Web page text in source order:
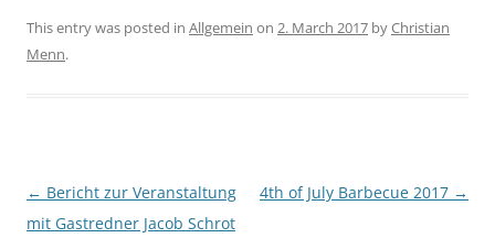
e
o
t
This entry was posted in Allgemein on 2. March 2017 byChristian
Menn.
Post
navigation
← Bericht zur Veranstaltung
mit Gastredner Jacob Schrot
4th of July Barbecue 2017 →